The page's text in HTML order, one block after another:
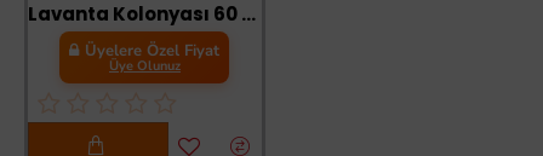
Lavanta Kolonyası 60 Derece Pet Şişe 250 ML
Üyelere Özel Fiyat
Üye Olunuz